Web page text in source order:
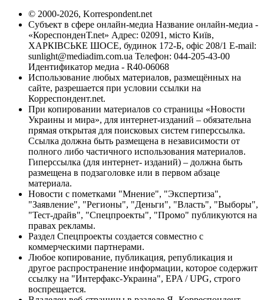
© 2000-2026, Korrespondent.net
Субъект в сфере онлайн-медиа Название онлайн-медиа -
«КореспонденТ.net» Адрес: 02091, місто Київ,
ХАРКІВСЬКЕ ШОСЕ, будинок 172-Б, офіс 208/1 E-mail:
sunlight@mediadim.com.ua Телефон: 044-205-43-00
Идентификатор медиа - R40-06068
Использование любых материалов, размещённых на
сайте, разрешается при условии ссылки на
Корреспондент.net.
При копировании материалов со страницы «Новости
Украины и мира», для интернет-изданий – обязательна
прямая открытая для поисковых систем гиперссылка.
Ссылка должна быть размещена в независимости от
полного либо частичного использования материалов.
Гиперссылка (для интернет- изданий) – должна быть
размещена в подзаголовке или в первом абзаце
материала.
Новости с пометками "Мнение", "Экспертиза",
"Заявление", "Регионы", "Деньги", "Власть", "Выборы",
"Тест-драйв", "Спецпроекты", "Промо" публикуются на
правах рекламы.
Раздел Спецпроекты создается совместно с
коммерческими партнерами.
Любое копирование, публикация, републикация и
другое распространение информации, которое содержит
ссылку на "Интерфакс-Украина", EPA / UPG, строго
воспрещается.